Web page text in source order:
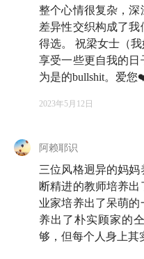
01:18邀请妈妈录制顺
客气，仝仝被骂惨啦
👩 第一位妈妈：终
04:31财务压力再大，
管家庭财务账的
合？
11:45爸妈财务压力最
13:27
整个心情很复杂，
差异性交织构成了
得选。 祝梁女士（
享受一些更自我的日
为是的bullshit。爱您
2023年5月12日
阿赖耶识
三位风格迥异的妈
断精进的教师培养
业家培养出了呆萌
养出了朴实顾家的
够，但每个人身上其